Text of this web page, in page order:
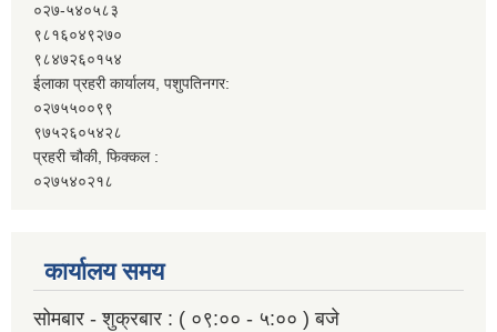
०२७-५४०५८३
९८१६०४९२७०
९८४७२६०१५४
ईलाका प्रहरी कार्यालय, पशुपतिनगर:
०२७५५००९९
९७५२६०५४२८
प्रहरी चौकी, फिक्कल :
०२७५४०२१८
कार्यालय समय
सोमबार - शुक्रबार : ( ०९:०० - ५:०० ) बजे